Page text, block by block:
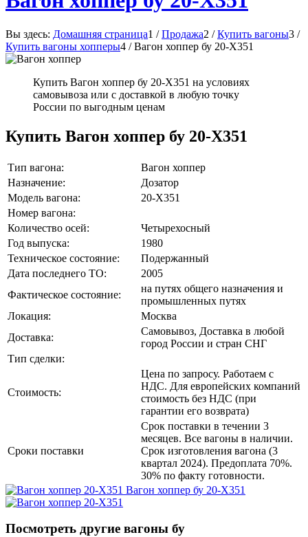
Вы здесь: Домашняя страница1 / Продажа2 / Купить вагоны3 /
Купить вагоны хопперы4 / Вагон хоппер бу 20-X351
Купить Вагон хоппер бу 20-X351 на условиях
самовывоза или с доставкой в любую точку
России по выгодным ценам
Купить Вагон хоппер бу 20-X351
Тип вагона:
Вагон хоппер
Назначение:
Дозатор
Модель вагона:
20-X351
Номер вагона:
Количество осей:
Четырехосный
Год выпуска:
1980
Техническое состояние:
Подержанный
Дата последнего ТО:
2005
Фактическое состояние:
на путях общего назначения и
промышленных путях
Локация:
Москва
Доставка:
Самовывоз, Доставка в любой
город России и стран СНГ
Тип сделки:
Стоимость:
Цена по запросу. Работаем с
НДС. Для европейских компаний
стоимость без НДС (при
гарантии его возврата)
Сроки поставки
Срок поставки в течении 3
месяцев. Все вагоны в наличии.
Срок изготовления вагона (3
квартал 2024). Предоплата 70%.
30% по факту готовности.
Вагон хоппер бу 20-Х351
Посмотреть другие вагоны бу